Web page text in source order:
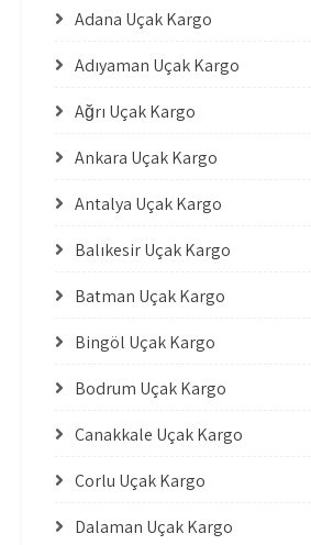
Adana Uçak Kargo
Adıyaman Uçak Kargo
Ağrı Uçak Kargo
Ankara Uçak Kargo
Antalya Uçak Kargo
Balıkesir Uçak Kargo
Batman Uçak Kargo
Bingöl Uçak Kargo
Bodrum Uçak Kargo
Çanakkale Uçak Kargo
Çorlu Uçak Kargo
Dalaman Uçak Kargo